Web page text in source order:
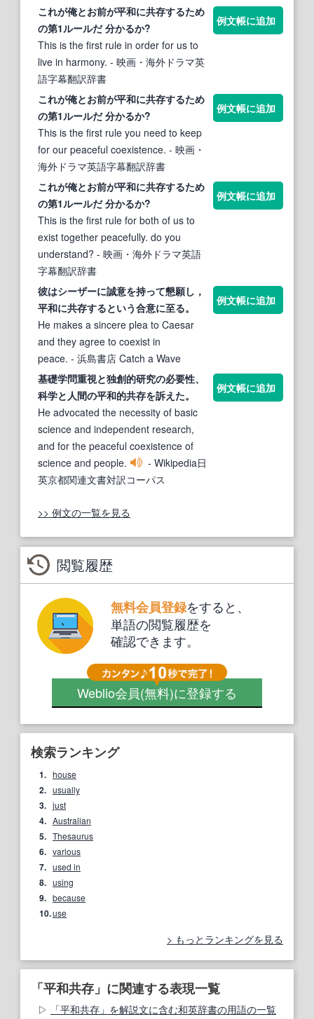
これが俺とお前が平和に共存するため
の第1ルールだ 分かるか?
This is the first rule in order for us to
live in harmony. - 映画・海外ドラマ英
語字幕翻訳辞書
例文帳に追加
これが俺とお前が平和に共存するため
の第1ルールだ 分かるか?
This is the first rule you need to keep
for our peaceful coexistence. - 映画・
海外ドラマ英語字幕翻訳辞書
例文帳に追加
これが俺とお前が平和に共存するため
の第1ルールだ 分かるか?
This is the first rule for both of us to
exist together peacefully. do you
understand? - 映画・海外ドラマ英語
字幕翻訳辞書
例文帳に追加
彼はシーザーに誠意を持って懇願し，
平和に共存するという合意に至る。
He makes a sincere plea to Caesar
and they agree to coexist in
peace. - 浜島書店 Catch a Wave
例文帳に追加
基礎学問重視と独創的研究の必要性、
科学と人間の平和的共存を訴えた。
He advocated the necessity of basic
science and independent research,
and for the peaceful coexistence of
science and people.
- Wikipedia日
英京都関連文書対訳コーパス
例文帳に追加
>> 例文の一覧を見る
閲覧履歴
無料会員登録をすると、
単語の閲覧履歴を
確認できます。
Weblio会員(無料)に登録する
検索ランキング
1. house
2. usually
3. just
4. Australian
5. Thesaurus
6. various
7. used in
8. using
9. because
10.use
もっとランキングを見る
「平和共存」に関連する表現一覧
「平和共存」を解説文に含む和英辞書の用語の一覧